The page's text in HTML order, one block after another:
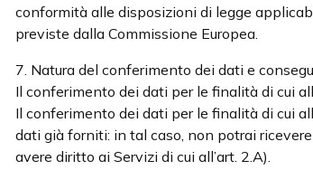
conformità alle disposizioni di legge
previste dalla Commissione Europea.
7. Natura del conferimento dei dati e
Il conferimento dei dati per le finalità di cui
Il conferimento dei dati per le finalità di cui
dati già forniti: in tal caso, non potrai
avere diritto ai Servizi di cui all’art. 2.A).